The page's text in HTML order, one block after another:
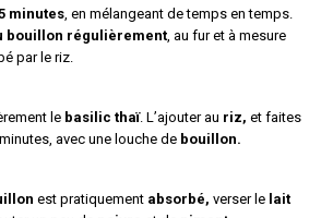
minutes, en mélangeant de temps en temps.
bouillon régulièrement, au fur et à mesure
par le riz.
le basilic thaï. L’ajouter au riz, et faites
avec une louche de bouillon.
est pratiquement absorbé, verser le lait